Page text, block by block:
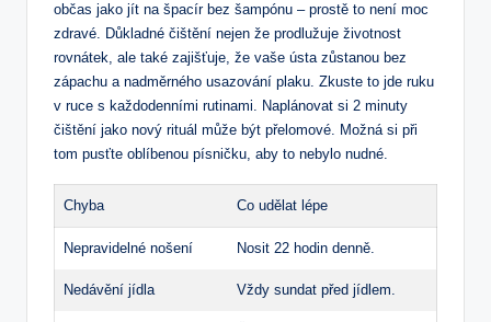
občas jako jít na špacír bez šampónu – prostě to není moc
zdravé. Důkladné čištění nejen že prodlužuje životnost
rovnátek, ale také zajišťuje, že vaše ústa zůstanou bez
zápachu a nadměrného usazování plaku. Zkuste to jde ruku
v ruce s každodenními rutinami. Naplánovat si 2 minuty
čištění jako nový rituál může být přelomové. Možná si při
tom pusťte oblíbenou písničku, aby to nebylo nudné.
Chyba Co udělat lépe
Nepravidelné nošení Nosit 22 hodin denně.
Nedávění jídla Vždy sundat před jídlem.